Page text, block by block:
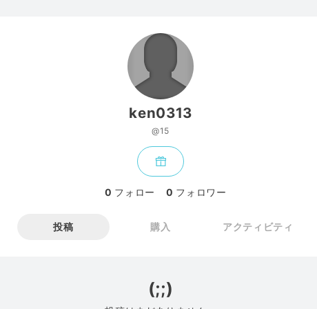
ken0313
@15
0 フォロー 0 フォロワー
投稿 購入 アクティビティ
(;;)